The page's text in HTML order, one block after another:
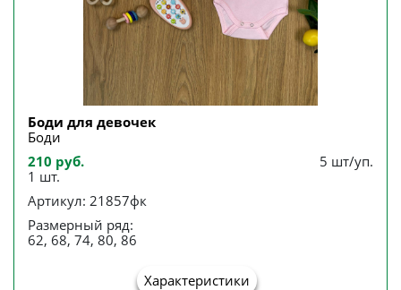
Боди для девочек
Боди
210 руб.
1 шт.
5 шт/уп.
Артикул: 21857фк
Размерный ряд:
62, 68, 74, 80, 86
Характеристики